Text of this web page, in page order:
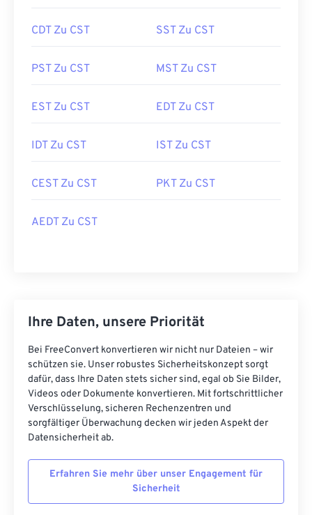
CDT Zu CST SST Zu CST
PST Zu CST MST Zu CST
EST Zu CST EDT Zu CST
IDT Zu CST IST Zu CST
CEST Zu CST PKT Zu CST
AEDT Zu CST
Ihre Daten, unsere Priorität
Bei FreeConvert konvertieren wir nicht nur Dateien – wir
schützen sie. Unser robustes Sicherheitskonzept sorgt
dafür, dass Ihre Daten stets sicher sind, egal ob Sie Bilder,
Videos oder Dokumente konvertieren. Mit fortschrittlicher
Verschlüsselung, sicheren Rechenzentren und
sorgfältiger Überwachung decken wir jeden Aspekt der
Datensicherheit ab.
Erfahren Sie mehr über unser Engagement für
Sicherheit